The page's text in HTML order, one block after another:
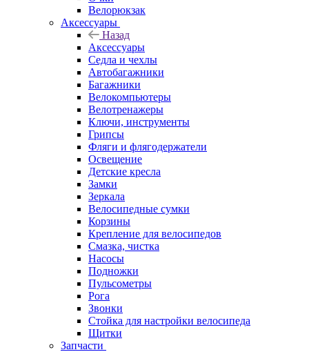
Велорюкзак
Аксессуары
Назад
Аксессуары
Седла и чехлы
Автобагажники
Багажники
Велокомпьютеры
Велотренажеры
Ключи, инструменты
Грипсы
Фляги и флягодержатели
Освещение
Детские кресла
Замки
Зеркала
Велосипедные сумки
Корзины
Крепление для велосипедов
Смазка, чистка
Насосы
Подножки
Пульсометры
Рога
Звонки
Стойка для настройки велосипеда
Щитки
Запчасти